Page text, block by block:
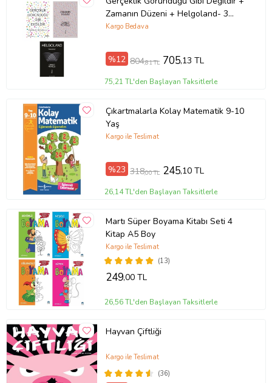
Zamanın Düzeni + Helgoland- 3
Kitap Set - Iş Bankası Özel Set
Kargo Bedava
%12 804,81 TL 705,13 TL
75,21 TL'den Başlayan Taksitlerle
Çıkartmalarla Kolay Matematik 9-10
Yaş
Kargo ile Teslimat
%23 318,00 TL 245,10 TL
26,14 TL'den Başlayan Taksitlerle
Martı Süper Boyama Kitabı Seti 4
Kitap A5 Boy
(13)
Kargo ile Teslimat
249,00 TL
26,56 TL'den Başlayan Taksitlerle
Hayvan Çiftliği
(36)
Kargo ile Teslimat